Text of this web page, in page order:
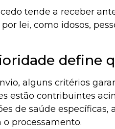
tende a receber
lei, como idosos,
define
alguns critérios
estão contribuintes
de saúde
processamento.